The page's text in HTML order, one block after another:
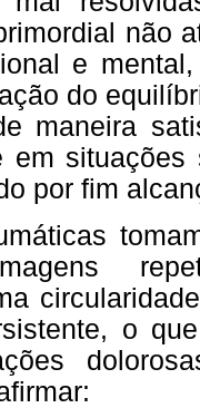
não
e
do
maneira
em
por fim
o